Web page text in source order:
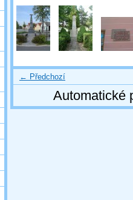
← Předchozí
Automatické